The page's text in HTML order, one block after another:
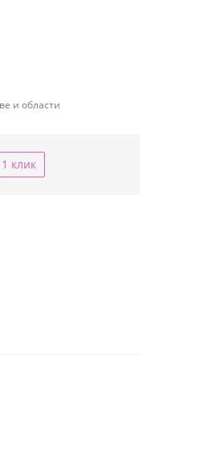
и области
клик